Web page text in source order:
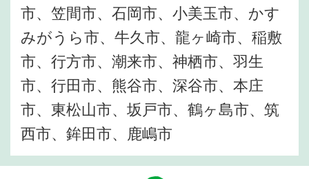
市、笠間市、石岡市、小美玉市、かす
みがうら市、牛久市、龍ヶ崎市、稲敷
市、行方市、潮来市、神栖市、羽生
市、行田市、熊谷市、深谷市、本庄
市、東松山市、坂戸市、鶴ヶ島市、筑
西市、鉾田市、鹿嶋市